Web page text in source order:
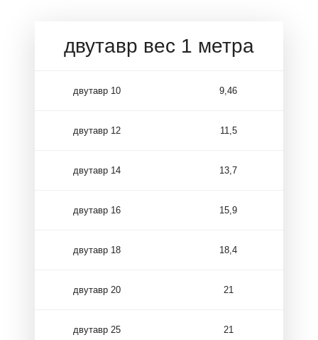
двутавр вес 1 метра
двутавр 10 9,46
двутавр 12 11,5
двутавр 14 13,7
двутавр 16 15,9
двутавр 18 18,4
двутавр 20 21
двутавр 25 21